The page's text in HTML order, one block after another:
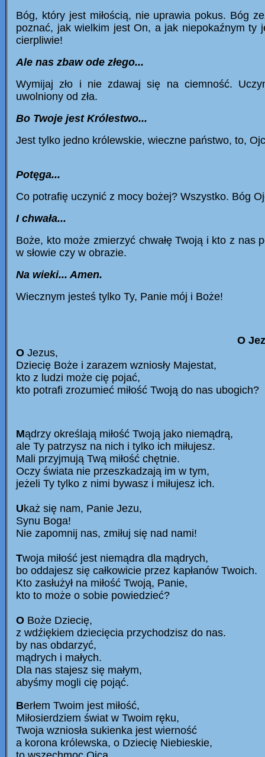
Bóg, który jest miłością, nie uprawia pokus. Bóg
poznać, jak wielkim jest On, a jak niepokaźnym ty
cierpliwie!
Ale nas zbaw ode złego...
Wymijaj zło i nie zdawaj się na ciemność.
uwolniony od zła.
Bo Twoje jest Królestwo...
Jest tylko jedno królewskie, wieczne państwo, to,
Potęga...
Co potrafię uczynić z mocy bożej? Wszystko. Bóg
I chwała...
Boże, kto może zmierzyć chwałę Twoją i kto z nas
w słowie czy w obrazie.
Na wieki... Amen.
Wiecznym jesteś tylko Ty, Panie mój i Boże!
O
O Jezus,
Dziecię Boże i zarazem wzniosły Majestat,
kto z ludzi może cię pojać,
kto potrafi zrozumieć miłość Twoją do nas ubogich?
Mądrzy określają miłość Twoją jako niemądrą,
ale Ty patrzysz na nich i tylko ich miłujesz.
Mali przyjmują Twą miłość chętnie.
Oczy świata nie przeszkadzają im w tym,
jeżeli Ty tylko z nimi bywasz i miłujesz ich.
Ukaż się nam, Panie Jezu,
Synu Boga!
Nie zapomnij nas, zmiłuj się nad nami!
Twoja miłość jest niemądra dla mądrych,
bo oddajesz się całkowicie przez kapłanów Twoich.
Kto zasłużył na miłość Twoją, Panie,
kto to może o sobie powiedzieć?
O Boże Dziecię,
z wdźiękiem dziecięcia przychodzisz do nas.
by nas obdarzyć,
mądrych i małych.
Dla nas stajesz się małym,
abyśmy mogli cię pojąć.
Berłem Twoim jest miłość,
Miłosierdziem świat w Twoim ręku,
Twoja wzniosła sukienka jest wierność
a korona królewska, o Dziecię Niebieskie,